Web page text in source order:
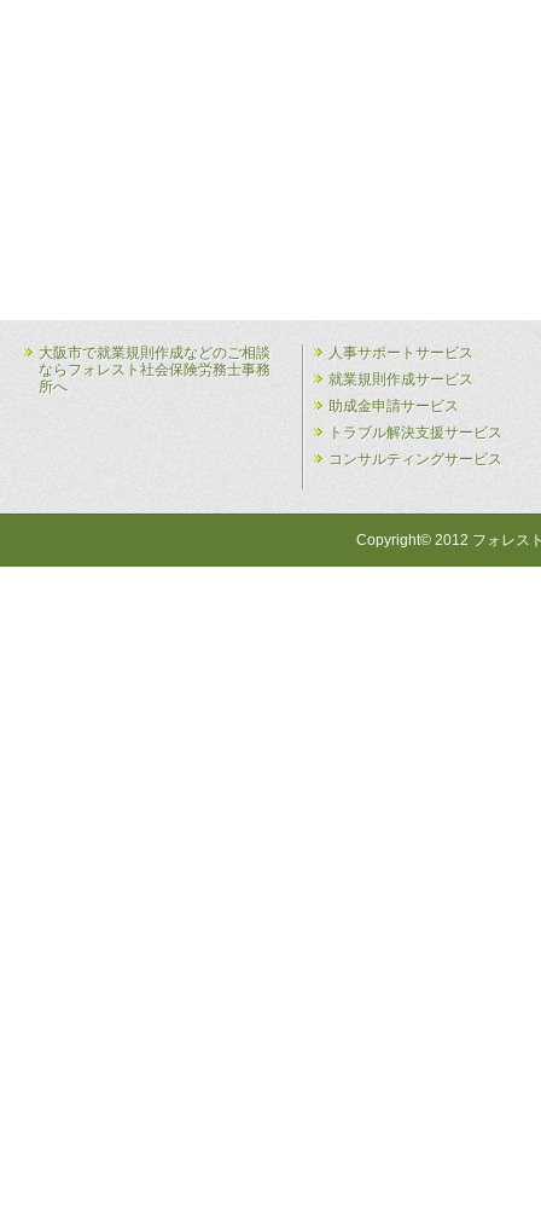
大阪市で就業規則作成などのご相談
ならフォレスト社会保険労務士事務
所へ
人事サポートサービス
就業規則作成サービス
助成金申請サービス
トラブル解決支援サービス
コンサルティングサービス
Copyright© 2012 フォレス